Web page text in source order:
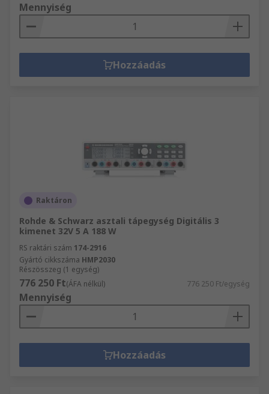
Mennyiség
Hozzáadás
Raktáron
Rohde & Schwarz asztali tápegység Digitális 3
kimenet 32V 5 A 188 W
RS raktári szám 174-2916
Gyártó cikkszáma HMP2030
Részösszeg (1 egység)
776 250 Ft(ÁFA nélkül) 776 250 Ft/egység
Mennyiség
Hozzáadás